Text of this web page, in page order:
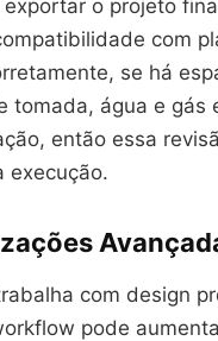
o projeto
com
se há
tomada, água e gás
então essa
execução.
com design
pode